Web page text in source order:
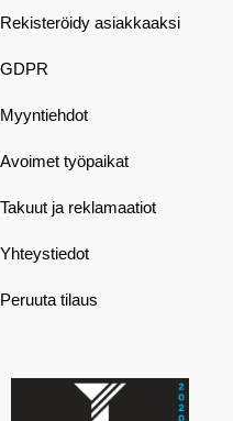
Rekisteröidy asiakkaaksi
GDPR
Myyntiehdot
Avoimet työpaikat
Takuut ja reklamaatiot
Yhteystiedot
Peruuta tilaus